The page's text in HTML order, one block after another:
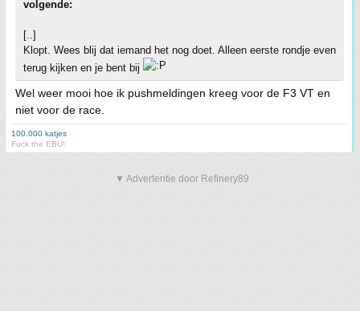
volgende:
[..]
Klopt. Wees blij dat iemand het nog doet. Alleen eerste rondje even
terug kijken en je bent bij
Wel weer mooi hoe ik pushmeldingen kreeg voor de F3 VT en
niet voor de race.
100.000 katjes
Fuck the EBU!
▼ Advertentie door Refinery89